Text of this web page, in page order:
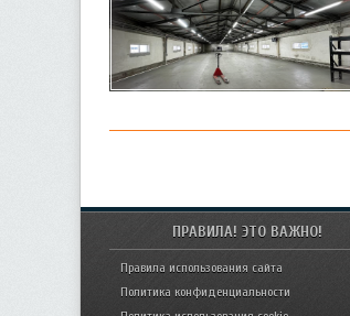
ПРАВИЛА! ЭТО ВАЖНО!
Правила использования сайта
Политика конфиденциальности